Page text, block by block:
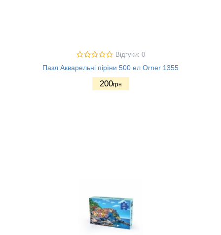
Відгуки: 0
Пазл Акварельні пірїни 500 ел Orner 1355
200грн